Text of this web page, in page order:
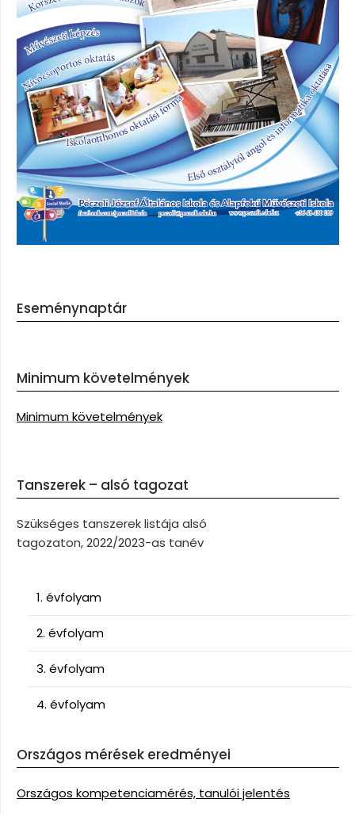
Eseménynaptár
Minimum követelmények
Minimum követelmények
Tanszerek – alsó tagozat
Szükséges tanszerek listája alsó
tagozaton, 2022/2023-as tanév
1. évfolyam
2. évfolyam
3. évfolyam
4. évfolyam
Országos mérések eredményei
Országos kompetenciamérés, tanulói jelentés